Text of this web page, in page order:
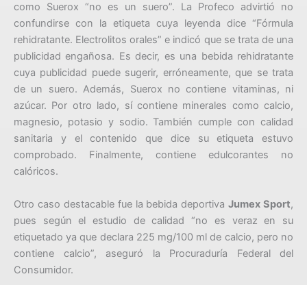
como Suerox “no es un suero”. La Profeco advirtió no
confundirse con la etiqueta cuya leyenda dice “Fórmula
rehidratante. Electrolitos orales” e indicó que se trata de una
publicidad engañosa. Es decir, es una bebida rehidratante
cuya publicidad puede sugerir, erróneamente, que se trata
de un suero. Además, Suerox no contiene vitaminas, ni
azúcar. Por otro lado, sí contiene minerales como calcio,
magnesio, potasio y sodio. También cumple con calidad
sanitaria y el contenido que dice su etiqueta estuvo
comprobado. Finalmente, contiene edulcorantes no
calóricos.
Otro caso destacable fue la bebida deportivaJumex Sport,
pues según el estudio de calidad “no es veraz en su
etiquetado ya que declara 225 mg/100 ml de calcio, pero no
contiene calcio”, aseguró la Procuraduría Federal del
Consumidor.